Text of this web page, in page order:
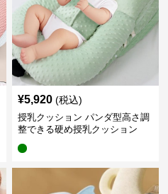
¥5,920 (税込)
授乳クッション パンダ型高さ調
整できる硬め授乳クッション